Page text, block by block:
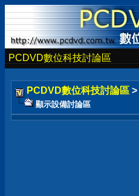
PCDVD數位科技討論區
PCDVD數位科技討論區 >
顯示設備討論區